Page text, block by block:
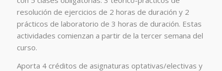
resolución de ejercicios de 2 horas de duración y 2
prácticos de laboratorio de 3 horas de duración. Estas
actividades comienzan a partir de la tercer semana del
curso.
Aporta 4 créditos de asignaturas optativas/electivas y